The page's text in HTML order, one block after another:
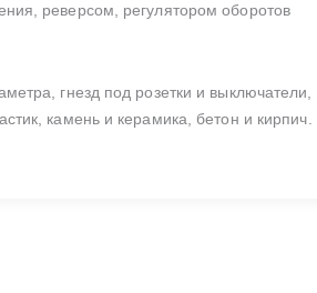
реверсом, регулятором оборотов
гнезд под розетки и выключатели,
камень и керамика, бетон и кирпич.